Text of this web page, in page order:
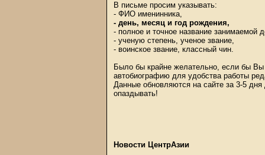
В письме просим указывать:
- ФИО именинника,
- день, месяц и год рождения,
- полное и точное название занимаемой
- ученую степень, ученое звание,
- воинское звание, классный чин.
Было бы крайне желательно, если бы
автобиографию для удобства работы
Данные обновляются на сайте за 3-5
опаздывать!
Новости ЦентрАзии